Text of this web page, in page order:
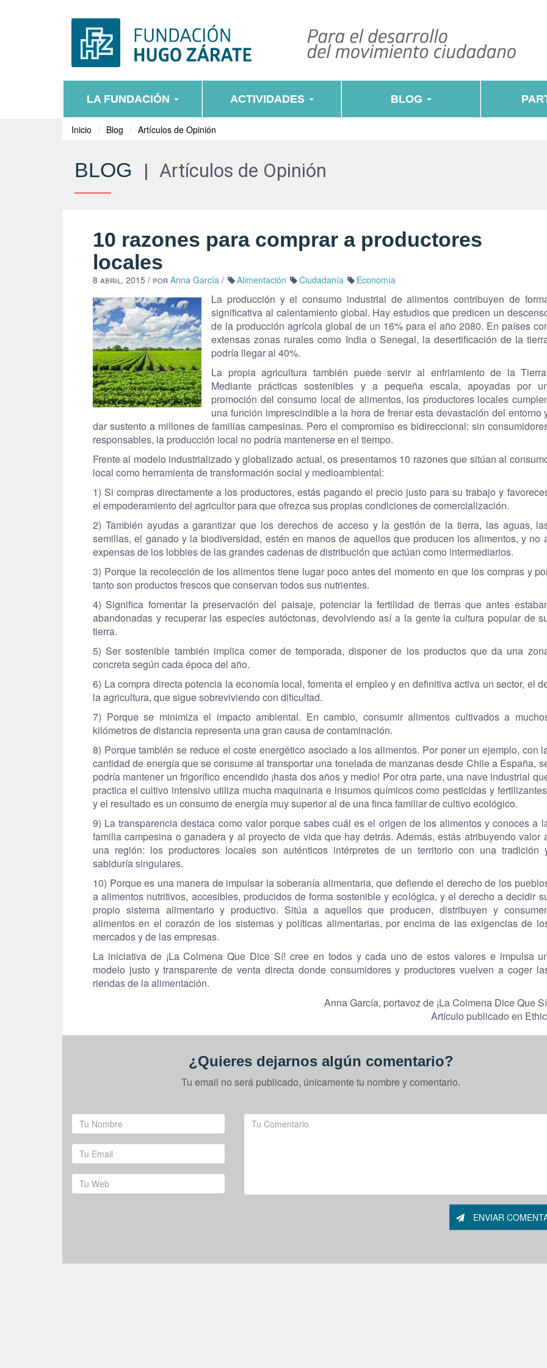
LA FUNDACIÓN ACTIVIDADES BLOG
Inicio Blog Artículos de Opinión
BLOG | Artículos de Opinión
10 razones para comprar a productores
locales
8 abril, 2015 / por Anna García / Alimentación Ciudadanía Economía
La producción y el consumo industrial de alimentos contribuyen de
significativa al calentamiento global. Hay estudios que predicen un
de la producción agrícola global de un 16% para el año 2080. En países
extensas zonas rurales como India o Senegal, la desertificación de la
podría llegar al 40%.
La propia agricultura también puede servir al enfriamiento de la
Mediante prácticas sostenibles y a pequeña escala, apoyadas por
promoción del consumo local de alimentos, los productores locales
una función imprescindible a la hora de frenar esta devastación del entorno
dar sustento a millones de familias campesinas. Pero el compromiso es bidireccional: sin
responsables, la producción local no podría mantenerse en el tiempo.
Frente al modelo industrializado y globalizado actual, os presentamos 10 razones que sitúan al
local como herramienta de transformación social y medioambiental:
1) Si compras directamente a los productores, estás pagando el precio justo para su trabajo y
el empoderamiento del agricultor para que ofrezca sus propias condiciones de comercialización.
2) También ayudas a garantizar que los derechos de acceso y la gestión de la tierra, las aguas,
semillas, el ganado y la biodiversidad, estén en manos de aquellos que producen los alimentos, y no
expensas de los lobbies de las grandes cadenas de distribución que actúan como intermediarios.
3) Porque la recolección de los alimentos tiene lugar poco antes del momento en que los compras y
tanto son productos frescos que conservan todos sus nutrientes.
4) Significa fomentar la preservación del paisaje, potenciar la fertilidad de tierras que antes
abandonadas y recuperar las especies autóctonas, devolviendo así a la gente la cultura popular de
tierra.
5) Ser sostenible también implica comer de temporada, disponer de los productos que da una
concreta según cada época del año.
6) La compra directa potencia la economía local, fomenta el empleo y en definitiva activa un sector, el
la agricultura, que sigue sobreviviendo con dificultad.
7) Porque se minimiza el impacto ambiental. En cambio, consumir alimentos cultivados a
kilómetros de distancia representa una gran causa de contaminación.
8) Porque también se reduce el coste energético asociado a los alimentos. Por poner un ejemplo, con
cantidad de energía que se consume al transportar una tonelada de manzanas desde Chile a España,
podría mantener un frigorífico encendido ¡hasta dos años y medio! Por otra parte, una nave industrial
practica el cultivo intensivo utiliza mucha maquinaria e insumos químicos como pesticidas y
y el resultado es un consumo de energía muy superior al de una finca familiar de cultivo ecológico.
9) La transparencia destaca como valor porque sabes cuál es el origen de los alimentos y conoces a
familia campesina o ganadera y al proyecto de vida que hay detrás. Además, estás atribuyendo valor
una región: los productores locales son auténticos intérpretes de un territorio con una tradición
sabiduría singulares.
10) Porque es una manera de impulsar la soberanía alimentaria, que defiende el derecho de los
a alimentos nutritivos, accesibles, producidos de forma sostenible y ecológica, y el derecho a decidir
propio sistema alimentario y productivo. Sitúa a aquellos que producen, distribuyen y
alimentos en el corazón de los sistemas y políticas alimentarias, por encima de las exigencias de
mercados y de las empresas.
La iniciativa de ¡La Colmena Que Dice Sí! cree en todos y cada uno de estos valores e impulsa
modelo justo y transparente de venta directa donde consumidores y productores vuelven a coger
riendas de la alimentación.
Anna García, portavoz de ¡La Colmena Dice Que
Artículo publicado en
¿Quieres dejarnos algún comentario?
Tu email no será publicado, únicamente tu nombre y comentario.
ENVIAR